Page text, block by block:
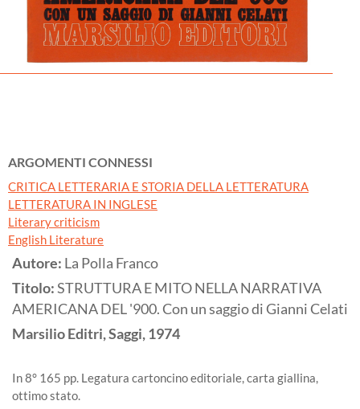
ARGOMENTI CONNESSI
CRITICA LETTERARIA E STORIA DELLA LETTERATURA
LETTERATURA IN INGLESE
Literary criticism
English Literature
Autore: La Polla Franco
Titolo:STRUTTURA E MITO NELLA NARRATIVA
AMERICANA DEL '900. Con un saggio di Gianni Celati
Marsilio Editri, Saggi,1974
In 8° 165 pp. Legatura cartoncino editoriale, carta giallina,
ottimo stato.